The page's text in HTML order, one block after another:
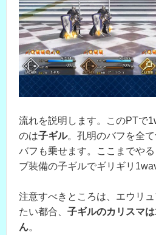
流れを説明します。このPTで
のは子ギル。孔明のバフを全
バフも乗せます。ここまでや
ブ装備の子ギルでギリギリ
注意すべきところは、エウリ
たい都合、 子ギルのカリスマ
ん。